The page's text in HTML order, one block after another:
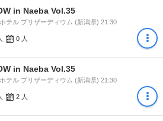
in Naeba Vol.35
テル ブリザーディウム (新潟県) 21:30
0 人
in Naeba Vol.35
テル ブリザーディウム (新潟県) 21:30
2 人